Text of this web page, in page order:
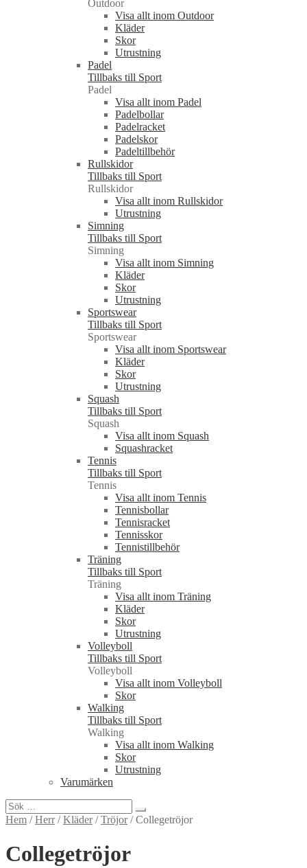
Outdoor
Visa allt inom Outdoor
Kläder
Skor
Utrustning
Padel
Tillbaks till Sport
Padel
Visa allt inom Padel
Padelbollar
Padelracket
Padelskor
Padeltillbehör
Rullskidor
Tillbaks till Sport
Rullskidor
Visa allt inom Rullskidor
Utrustning
Simning
Tillbaks till Sport
Simning
Visa allt inom Simning
Kläder
Skor
Utrustning
Sportswear
Tillbaks till Sport
Sportswear
Visa allt inom Sportswear
Kläder
Skor
Utrustning
Squash
Tillbaks till Sport
Squash
Visa allt inom Squash
Squashracket
Tennis
Tillbaks till Sport
Tennis
Visa allt inom Tennis
Tennisbollar
Tennisracket
Tennisskor
Tennistillbehör
Träning
Tillbaks till Sport
Träning
Visa allt inom Träning
Kläder
Skor
Utrustning
Volleyboll
Tillbaks till Sport
Volleyboll
Visa allt inom Volleyboll
Skor
Walking
Tillbaks till Sport
Walking
Visa allt inom Walking
Skor
Utrustning
Varumärken
Sök
efter:
Hem /Herr/Kläder/Tröjor/Collegetröjor
Collegetröjor